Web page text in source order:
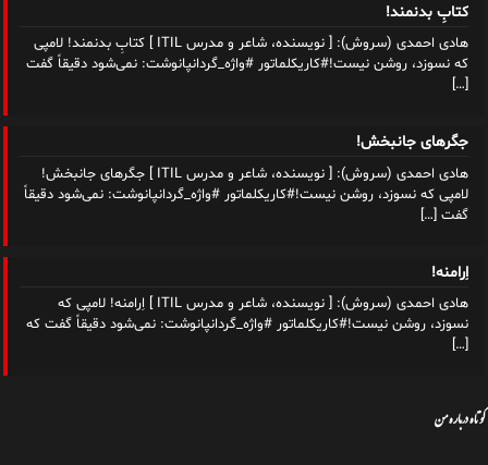
کتابِ بدنمند!
هادی احمدی (سروش): [ نویسنده، شاعر و مدرس ITIL ] کتابِ بدنمند! لامپی
که نسوزد، روشن نیست!#کاریکلماتور #واژه_گردانپانوشت: نمی‌شود دقیقاً گفت
[…]
جگرهای جانبخش!
هادی احمدی (سروش): [ نویسنده، شاعر و مدرس ITIL ] جگرهای جانبخش!
لامپی که نسوزد، روشن نیست!#کاریکلماتور #واژه_گردانپانوشت: نمی‌شود دقیقاً
گفت […]
اِرامنه!
هادی احمدی (سروش): [ نویسنده، شاعر و مدرس ITIL ] اِرامنه! لامپی که
نسوزد، روشن نیست!#کاریکلماتور #واژه_گردانپانوشت: نمی‌شود دقیقاً گفت که
[…]
کوتاه درباره من